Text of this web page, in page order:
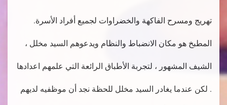
تهريج ومسرح الفاكهة والخضراوات لجميع أفراد الأسرة.
المطبخ هو مكان الانضباط والنظام ويدعوهم السيد مخلل ،
الشيف المشهور ، لتجربة الأطباق الرائعة التي علمهم اعدادها
. لكن عندما يغادر السيد مخلل للحظة نجد أن موظفيه لديهم